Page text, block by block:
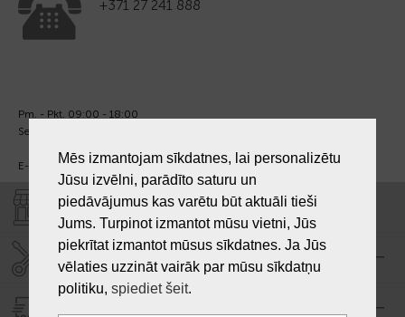
+371 27 241 888
Pm. - Pkt. 09:00 - 18:00
Sest. un Sv. - brīvs.
E-pasts:info@laiksjewellery.lv
VEIKALI "LAIKS"
SERVISA CENTRS "LAIKS"
Mēs izmantojam sīkdatnes, lai personalizētu
Jūsu izvēlni, parādīto saturu un
piedāvājumus kas varētu būt aktuāli tieši
Jums. Turpinot izmantot mūsu vietni, Jūs
piekrītat izmantot mūsus sīkdatnes. Ja Jūs
vēlaties uzzināt vairāk par mūsu sīkdatņu
politiku, spiediet šeit.